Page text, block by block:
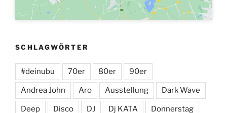
SCHLAGWÖRTER
#deinubu 70er 80er 90er
Andrea John Aro Ausstellung Dark Wave
Deep Disco DJ Dj KATA Donnerstag